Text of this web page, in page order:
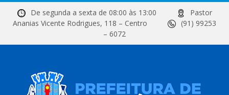
De segunda a sexta de 08:00 às 13:00
Pastor
Ananias Vicente Rodrigues, 118 – Centro
(91) 99253
– 6072